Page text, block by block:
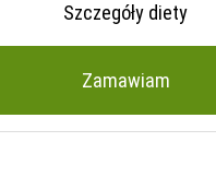
Szczegóły diety
Zamawiam